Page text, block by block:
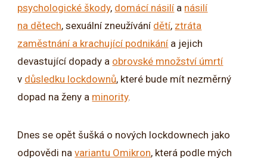
psychologické škody, domácí násilí a násilí
na dětech, sexuální zneužívání dětí, ztráta
zaměstnání a krachující podnikání a jejich
devastující dopady a obrovské množství úmrtí
v důsledku lockdownů, které bude mít nezměrný
dopad na ženy a minority.
Dnes se opět šušká o nových lockdownech jako
odpovědi navariantu Omikron, která podle mých